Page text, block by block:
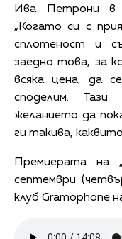
Ива Петрони в
„Когато си с
сплотеност и
заедно това, за
всяка цена, да
споделим.
желанието да
ги такива,
Премиерата на
септември
клуб Gramophone